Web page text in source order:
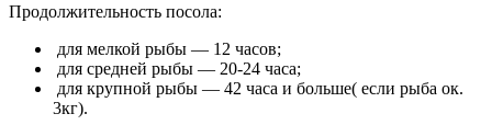
Продолжительность посола:
для мелкой рыбы — 12 часов;
для средней рыбы — 20-24 часа;
для крупной рыбы — 42 часа и больше( если рыба ок.
3кг).